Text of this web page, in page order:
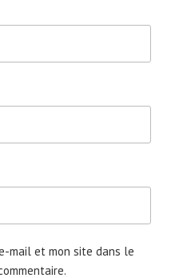
mail et mon site dans le